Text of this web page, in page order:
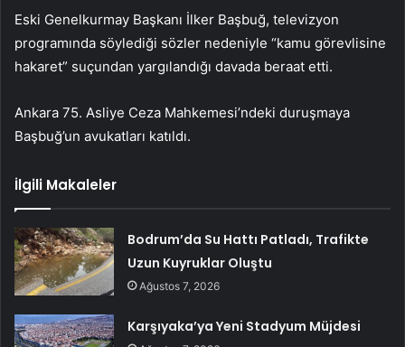
Eski Genelkurmay Başkanı İlker Başbuğ, televizyon
programında söylediği sözler nedeniyle “kamu görevlisine
hakaret” suçundan yargılandığı davada beraat etti.
Ankara 75. Asliye Ceza Mahkemesi’ndeki duruşmaya
Başbuğ’un avukatları katıldı.
İlgili Makaleler
Bodrum’da Su Hattı Patladı, Trafikte
Uzun Kuyruklar Oluştu
Ağustos 7, 2026
Karşıyaka’ya Yeni Stadyum Müjdesi